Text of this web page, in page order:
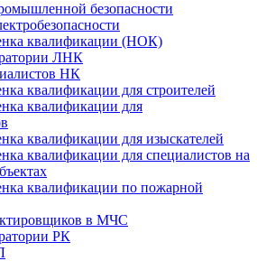
безопасности
квалификации (НОК)
ЛНК
НК
квалификации для строителей
квалификации для
квалификации для изыскателей
квалификации для специалистов на
квалификации по пожарной
в МЧС
РК